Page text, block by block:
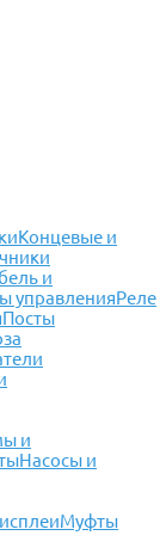
Концевые и
и
управленияРеле
Посты
и
Насосы и
Муфты